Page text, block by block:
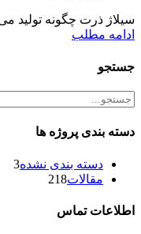
سیلاژ ذرت چگونه تولید
ادامه مطلب
جستجو
دسته بندی پروژه ها
دسته بندی نشده3
مقالات218
اطلاعات تماس